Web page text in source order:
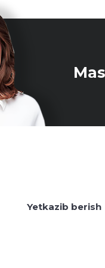
Yetkazib berish